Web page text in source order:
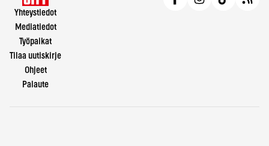
Yhteystiedot
Mediatiedot
Työpaikat
Tilaa uutiskirje
Ohjeet
Palaute